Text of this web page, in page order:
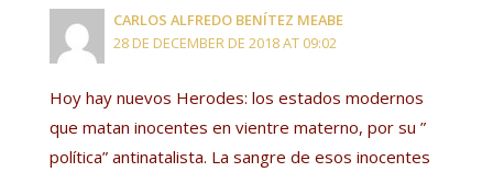
CARLOS ALFREDO BENÍTEZ MEABE
28 DE DECEMBER DE 2018 AT 09:02
Hoy hay nuevos Herodes: los estados modernos
que matan inocentes en vientre materno, por su ”
política” antinatalista. La sangre de esos inocentes